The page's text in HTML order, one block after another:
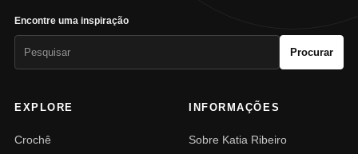
Encontre uma inspiração
Procurar
EXPLORE
Crochê
INFORMAÇÕES
Sobre Katia Ribeiro